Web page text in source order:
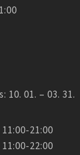
01. – 03. 31.
21:00
22:00